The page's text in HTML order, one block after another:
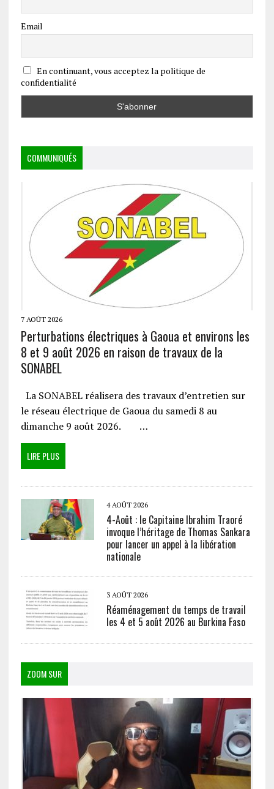
Email
En continuant, vous acceptez la politique de
confidentialité
COMMUNIQUÉS
7 AOÛT 2026
Perturbations électriques à Gaoua et environs les
8 et 9 août 2026 en raison de travaux de la
SONABEL
La SONABEL réalisera des travaux d’entretien sur
le réseau électrique de Gaoua du samedi 8 au
dimanche 9 août 2026. …
LIRE PLUS
4 AOÛT 2026
4-Août : le Capitaine Ibrahim Traoré
invoque l’héritage de Thomas Sankara
pour lancer un appel à la libération
nationale
3 AOÛT 2026
Réaménagement du temps de travail
les 4 et 5 août 2026 au Burkina Faso
ZOOM SUR